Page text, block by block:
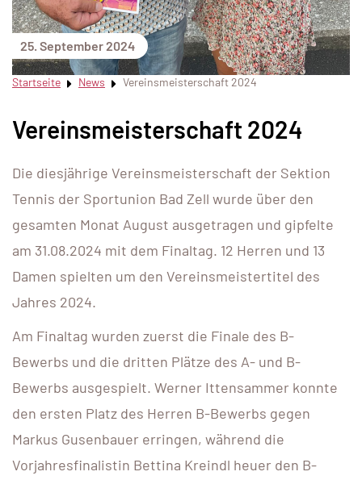
25. September 2024
Startseite News Vereinsmeisterschaft 2024
Vereinsmeisterschaft 2024
Die diesjährige Vereinsmeisterschaft der Sektion
Tennis der Sportunion Bad Zell wurde über den
gesamten Monat August ausgetragen und gipfelte
am 31.08.2024 mit dem Finaltag. 12 Herren und 13
Damen spielten um den Vereinsmeistertitel des
Jahres 2024.
Am Finaltag wurden zuerst die Finale des B-
Bewerbs und die dritten Plätze des A- und B-
Bewerbs ausgespielt. Werner Ittensammer konnte
den ersten Platz des Herren B-Bewerbs gegen
Markus Gusenbauer erringen, während die
Vorjahresfinalistin Bettina Kreindl heuer den B-